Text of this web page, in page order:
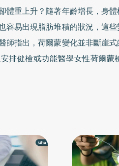
體重上升？隨著年齡增長，身
容易出現脂肪堆積的狀況，這
師指出，荷爾蒙變化並非斷崖
排健檢或功能醫學女性荷爾蒙